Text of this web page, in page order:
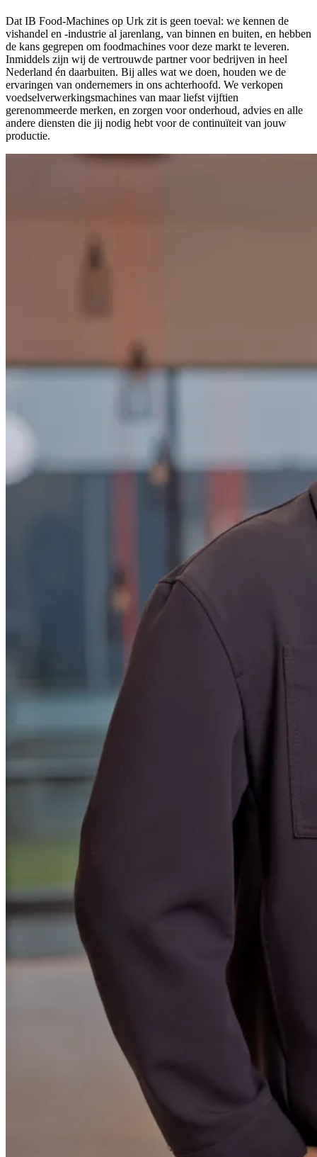
Dat IB Food-Machines op Urk zit is geen toeval: we kennen de
vishandel en -industrie al jarenlang, van binnen en buiten, en hebben
de kans gegrepen om foodmachines voor deze markt te leveren.
Inmiddels zijn wij de vertrouwde partner voor bedrijven in heel
Nederland én daarbuiten. Bij alles wat we doen, houden we de
ervaringen van ondernemers in ons achterhoofd. We verkopen
voedselverwerkingsmachines van maar liefst vijftien
gerenommeerde merken, en zorgen voor onderhoud, advies en alle
andere diensten die jij nodig hebt voor de continuïteit van jouw
productie.